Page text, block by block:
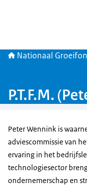
Nationaal
P.T.F.M.
Peter Wennink is
adviescommissie van
ervaring in het
technologiesector
ondernemerschap en